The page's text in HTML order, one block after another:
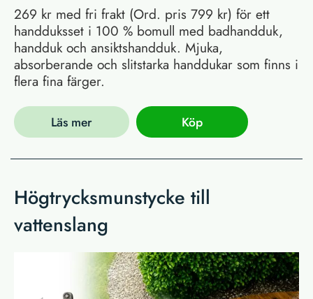
269 kr med fri frakt (Ord. pris 799 kr) för ett
handduksset i 100 % bomull med badhandduk,
handduk och ansiktshandduk. Mjuka,
absorberande och slitstarka handdukar som finns i
flera fina färger.
Läs mer Köp
Högtrycksmunstycke till
vattenslang